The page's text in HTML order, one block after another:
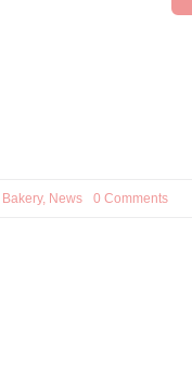
Bakery, News 0 Commentson